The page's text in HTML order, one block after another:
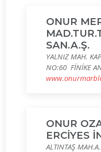
ONUR
SAN.A.Ş.
YALNIZ MAH.
NO:60 FİNİKE
ONUR
ERCİYES
ALTINTAŞ